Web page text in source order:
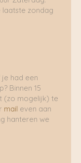
laatste zondag
had een
Binnen 15
(zo mogelijk) te
mail even aan
hanteren we